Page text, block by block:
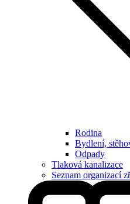
Rodina
Bydlení,
Odpady
Tlaková kanalizace
Seznam organizací